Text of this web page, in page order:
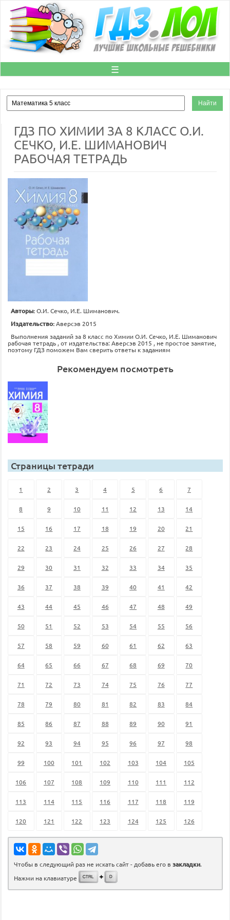
☰
ГДЗ ПО ХИМИИ ЗА 8 КЛАСС О.И.
СЕЧКО, И.Е. ШИМАНОВИЧ
РАБОЧАЯ ТЕТРАДЬ
Авторы:О.И. Сечко, И.Е. Шиманович.
Издательство:Аверсэв 2015
Выполнения заданий за 8 класс по Химии О.И. Сечко, И.Е. Шиманович
рабочая тетрадь , от издательства: Аверсэв 2015 , не простое занятие,
поэтому ГДЗ поможем Вам сверить ответы к заданиям
Рекомендуем посмотреть
Страницы тетради
1 2 3 4 5 6 7
8 9 10 11 12 13 14
15 16 17 18 19 20 21
22 23 24 25 26 27 28
29 30 31 32 33 34 35
36 37 38 39 40 41 42
43 44 45 46 47 48 49
50 51 52 53 54 55 56
57 58 59 60 61 62 63
64 65 66 67 68 69 70
71 72 73 74 75 76 77
78 79 80 81 82 83 84
85 86 87 88 89 90 91
92 93 94 95 96 97 98
99 100 101 102 103 104 105
106 107 108 109 110 111 112
113 114 115 116 117 118 119
120 121 122 123 124 125 126
Чтобы в следующий раз не искать сайт - добавь его в закладки.
Нажми на клавиатуре